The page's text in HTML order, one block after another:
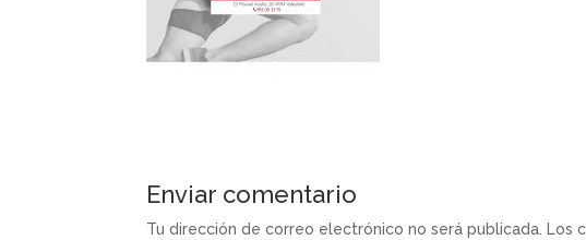
Enviar comentario
Tu dirección de correo electrónico no será publicada. Los